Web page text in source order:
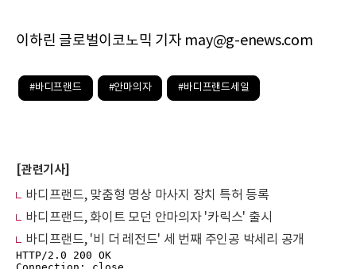
이하린 글로벌이코노믹 기자 may@g-enews.com
#바디프랜드 #안마의자 #바디프랜드세일
[관련기사]
바디프랜드, 맞춤형 명상 마사지 장치 특허 등록
바디프랜드, 화이트 모던 안마의자 '카릭스' 출시
바디프랜드, '비 더 레전드' 세 번째 주인공 박세리 공개